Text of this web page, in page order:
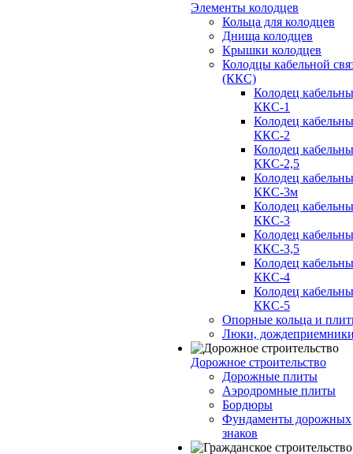
Элементы колодцев
Кольца для колодцев
Днища колодцев
Крышки колодцев
Колодцы кабельной
(ККС)
Колодец
ККС-1
Колодец
ККС-2
Колодец
ККС-2,5
Колодец
ККС-3м
Колодец
ККС-3
Колодец
ККС-3,5
Колодец
ККС-4
Колодец
ККС-5
Опорные кольца и
Люки,
Дорожное строительство
Дорожные плиты
Аэродромные плиты
Бордюры
Фундаменты дорожных
знаков